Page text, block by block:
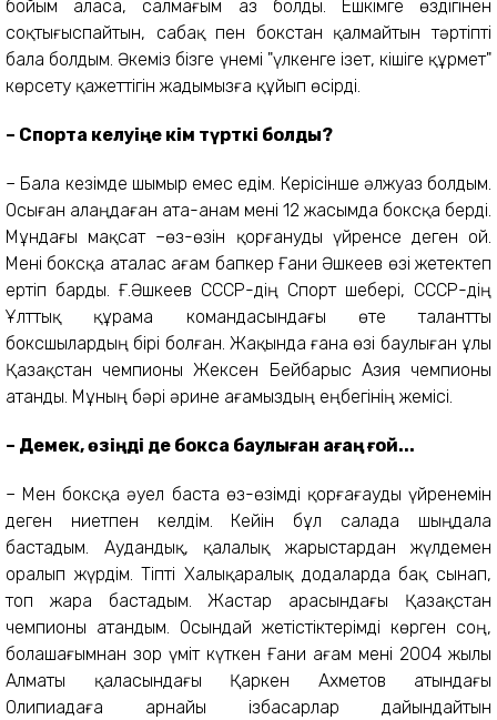
бойым аласа, салмағым аз болды. Ешкімге өздігінен
соқтығыспайтын, сабақ пен бокстан қалмайтын тәртіпті
бала болдым. Әкеміз бізге үнемі "үлкенге ізет, кішіге құрмет"
көрсету қажеттігін жадымызға құйып өсірді.
– Спортқа келуіңе кім түрткі болды?
– Бала кезімде шымыр емес едім. Керісінше әлжуаз болдым.
Осыған алаңдаған ата-анам мені 12 жасымда боксқа берді.
Мұндағы мақсат –өз-өзін қорғануды үйренсе деген ой.
Мені боксқа аталас ағам бапкер Ғани Әшкеев өзі жетектеп
ертіп барды. Ғ.Әшкеев СССР-дің Спорт шебері, СССР-дің
Ұлттық құрама командасындағы өте талантты
боксшылардың бірі болған. Жақында ғана өзі баулыған ұлы
Қазақстан чемпионы Жексен Бейбарыс Азия чемпионы
атанды. Мұның бәрі әрине ағамыздың еңбегінің жемісі.
– Демек, өзіңді де боксқа баулыған ағаң ғой...
– Мен боксқа әуел баста өз-өзімді қорғағауды үйренемін
деген ниетпен келдім. Кейін бұл салада шыңдала
бастадым. Аудандық, қалалық жарыстардан жүлдемен
оралып жүрдім. Тіпті Халықаралық додаларда бақ сынап,
топ жара бастадым. Жастар арасындағы Қазақстан
чемпионы атандым. Осындай жетістіктерімді көрген соң,
болашағымнан зор үміт күткен Ғани ағам мені 2004 жылы
Алматы қаласындағы Қаркен Ахметов атындағы
Олипиадаға арнайы ізбасарлар дайындайтын